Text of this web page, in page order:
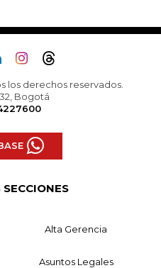
los derechos reservados.
32, Bogotá
Alta Gerencia
Asuntos Legales